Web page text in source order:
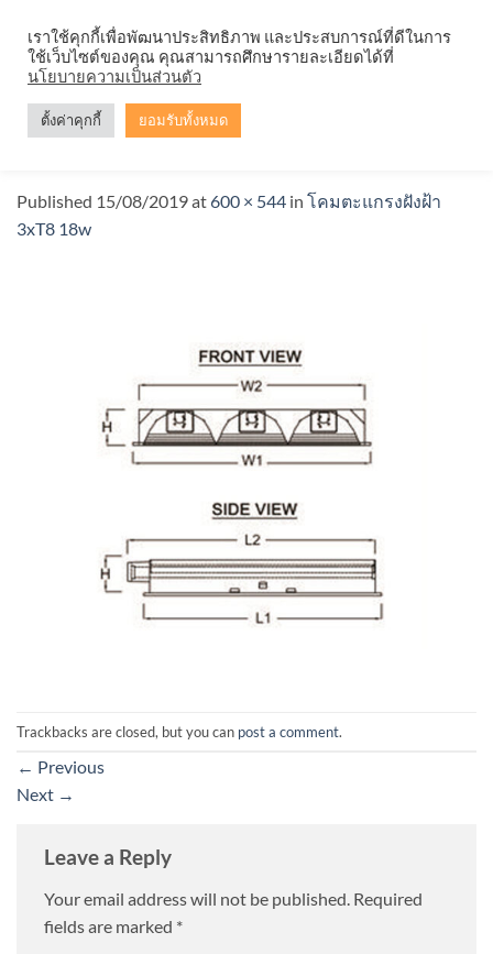
content
Published 15/08/2019at600 × 544 in โคมตะแกรงฝังฝ้า
3xT8 18w
Trackbacks are closed, but you can post a comment.
← Previous
Next →
Leave a Reply
Your email address will not be published. Required
fields are marked *
เราใช้คุกกี้เพื่อพัฒนาประสิทธิภาพ และประสบการณ์ที่ดีในการ
ใช้เว็บไซต์ของคุณ คุณสามารถศึกษารายละเอียดได้ที่
นโยบายความเป็นส่วนตัว
ตั้งค่าคุกกี้ ยอมรับทั้งหมด